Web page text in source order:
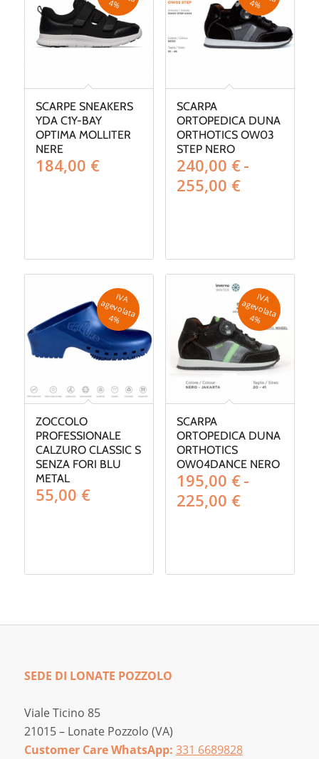
SCARPE SNEAKERS
YDA C1Y-BAY
OPTIMA MOLLITER
NERE
184,00 €
4
%
SCARPA
ORTOPEDICA DUNA
ORTHOTICS OW03
STEP NERO
240,00 €-
255,00 €Fascia
a
255,00 €
4
%
ZOCCOLO
PROFESSIONALE
CALZURO CLASSIC S
SENZA FORI BLU
METAL
55,00 €
IV
A
a
g
e
v
o
la
ta
4
%
SCARPA
ORTOPEDICA DUNA
ORTHOTICS
OW04DANCE NERO
195,00 €-
225,00 €Fascia
IV
A
a
g
e
v
o
la
ta
4
%
SEDE DI LONATE POZZOLO
Viale Ticino 85
21015 – Lonate Pozzolo (VA)
Customer Care WhatsApp: 331 6689828